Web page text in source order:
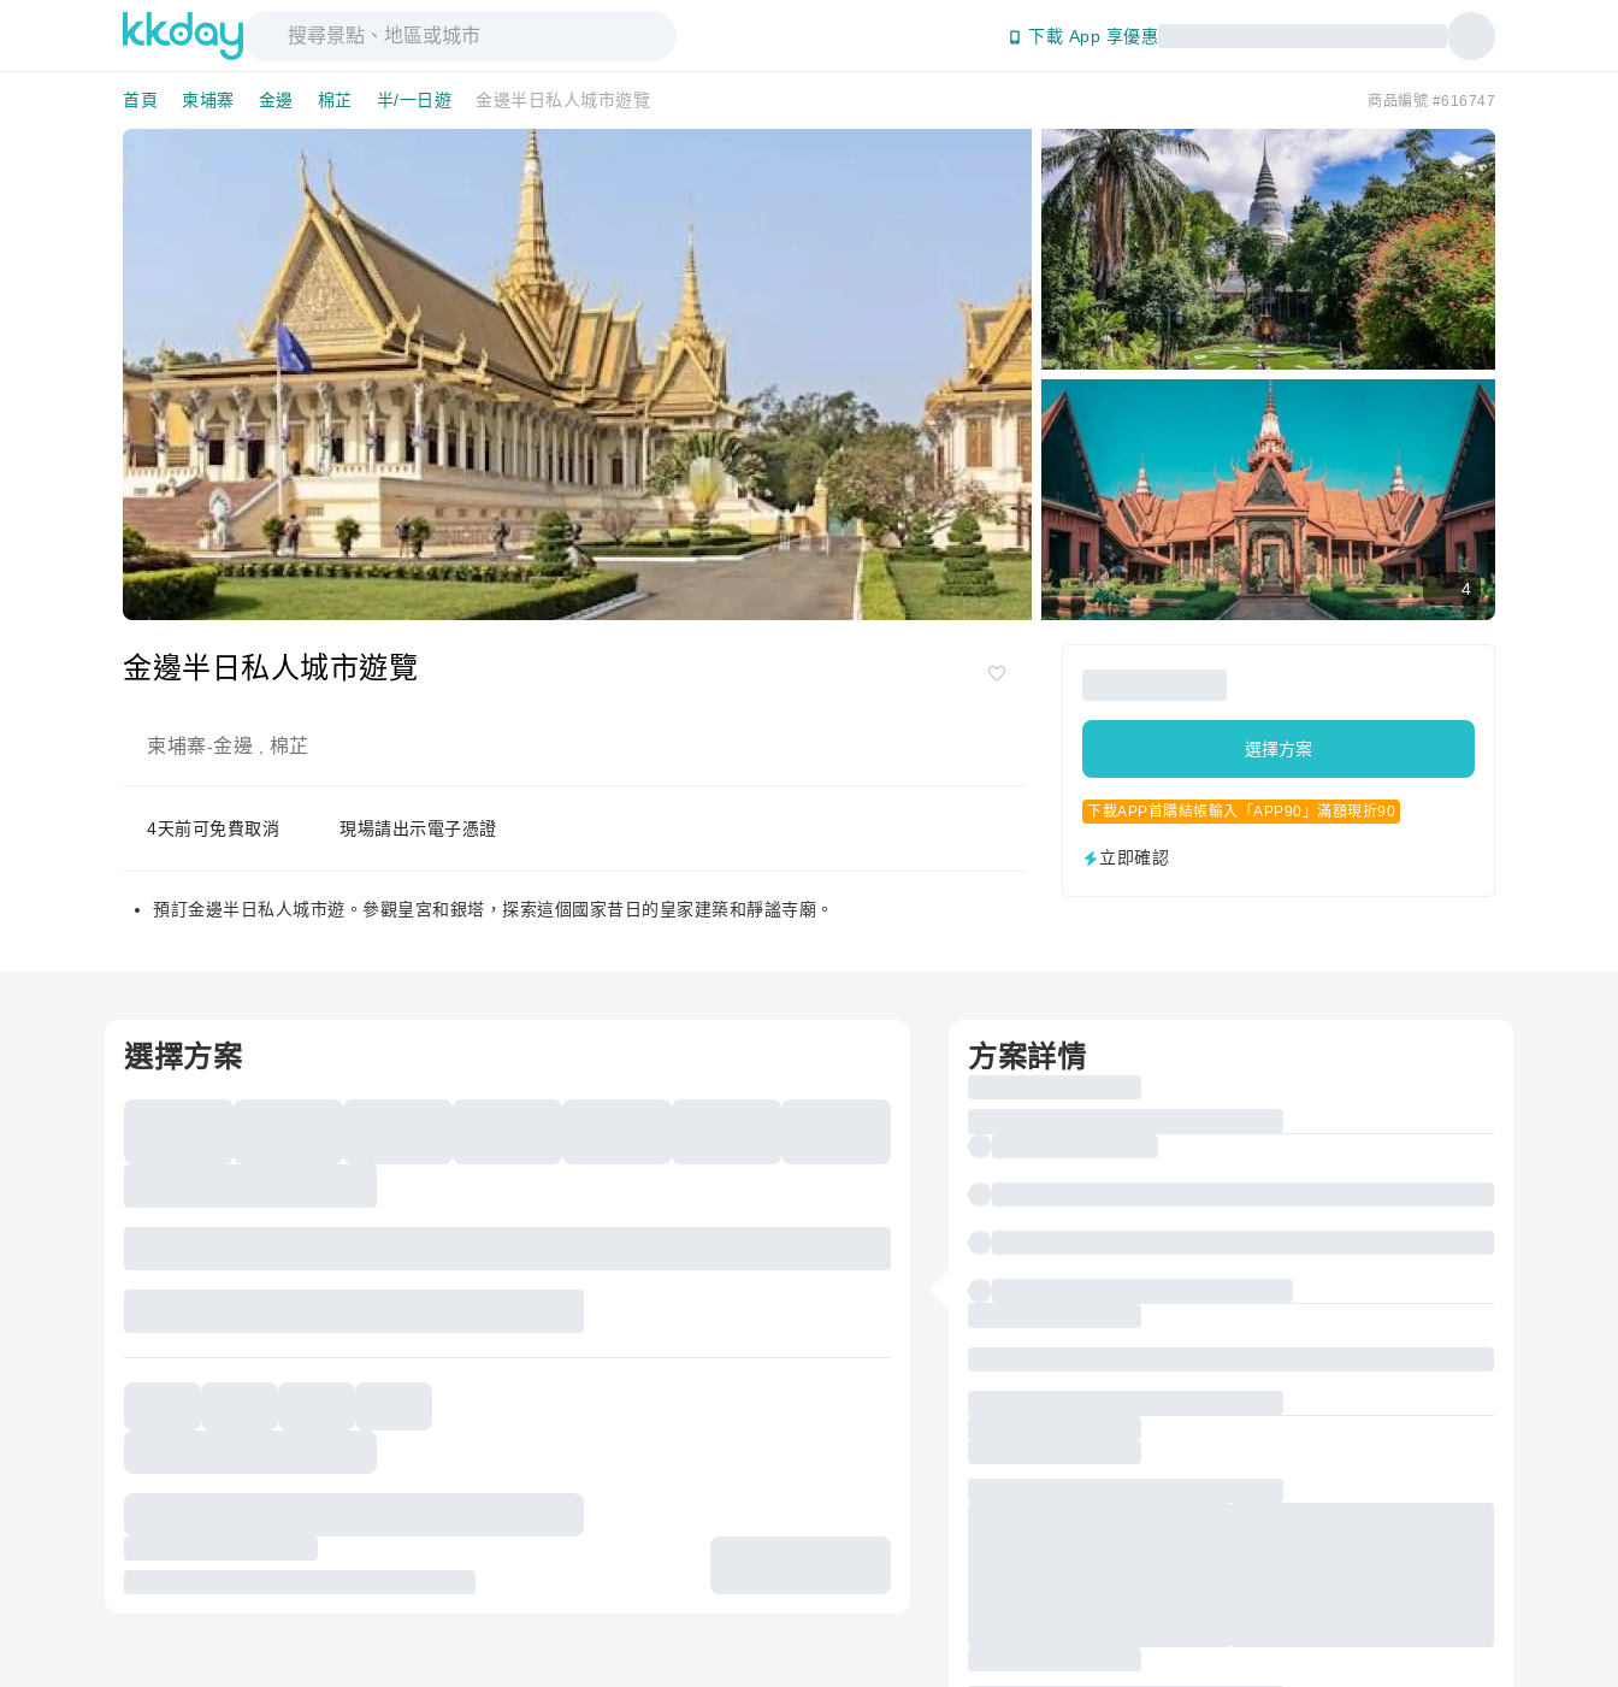
下載 App 享優惠
首頁 柬埔寨 金邊 棉芷 半/一日遊 金邊半日私人城市遊覽 商品編號 #616747
4
金邊半日私人城市遊覽
柬埔寨-金邊 棉芷
4天前可免費取消 現場請出示電子憑證
預訂金邊半日私人城市遊。參觀皇宮和銀塔，探索這個國家昔日的皇家建築和靜謐寺廟。
選擇方案
下載APP首購結帳輸入「APP90」滿額現折90
立即確認
選擇方案 方案詳情